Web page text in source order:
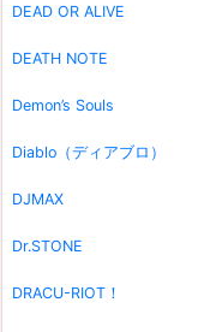
DEAD OR ALIVE
DEATH NOTE
Demon’s Souls
Diablo（ディアブロ）
DJMAX
Dr.STONE
DRACU-RIOT！